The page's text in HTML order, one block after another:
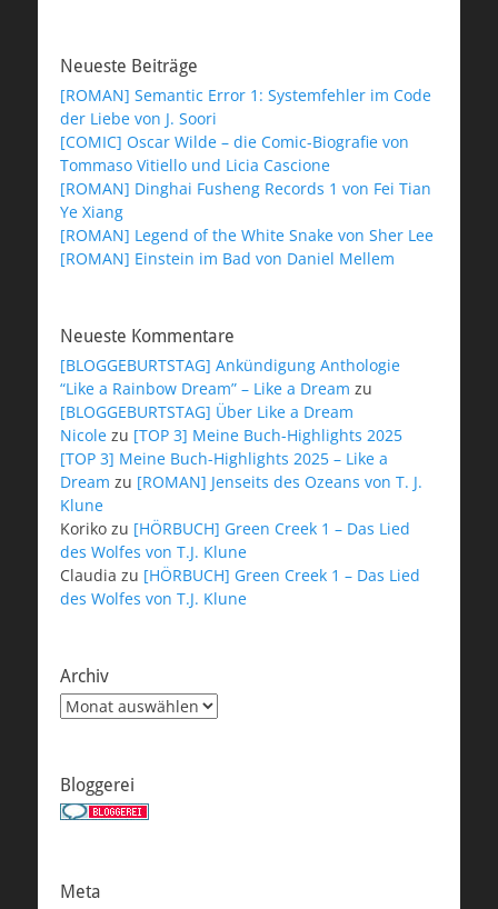
Neueste Beiträge
[ROMAN] Semantic Error 1: Systemfehler im Code
der Liebe von J. Soori
[COMIC] Oscar Wilde – die Comic-Biografie von
Tommaso Vitiello und Licia Cascione
[ROMAN] Dinghai Fusheng Records 1 von Fei Tian
Ye Xiang
[ROMAN] Legend of the White Snake von Sher Lee
[ROMAN] Einstein im Bad von Daniel Mellem
Neueste Kommentare
[BLOGGEBURTSTAG] Ankündigung Anthologie
“Like a Rainbow Dream” – Like a Dream zu
[BLOGGEBURTSTAG] Über Like a Dream
Nicole zu [TOP 3] Meine Buch-Highlights 2025
[TOP 3] Meine Buch-Highlights 2025 – Like a
Dream zu [ROMAN] Jenseits des Ozeans von T. J.
Klune
Koriko zu [HÖRBUCH] Green Creek 1 – Das Lied
des Wolfes von T.J. Klune
Claudia zu [HÖRBUCH] Green Creek 1 – Das Lied
des Wolfes von T.J. Klune
Archiv
Archiv
Bloggerei
Meta